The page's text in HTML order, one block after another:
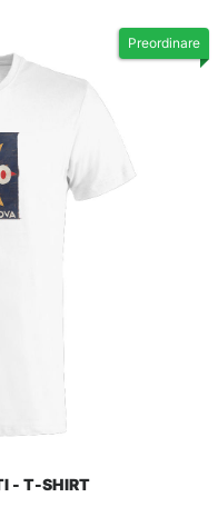
Preordinare
- T-SHIRT